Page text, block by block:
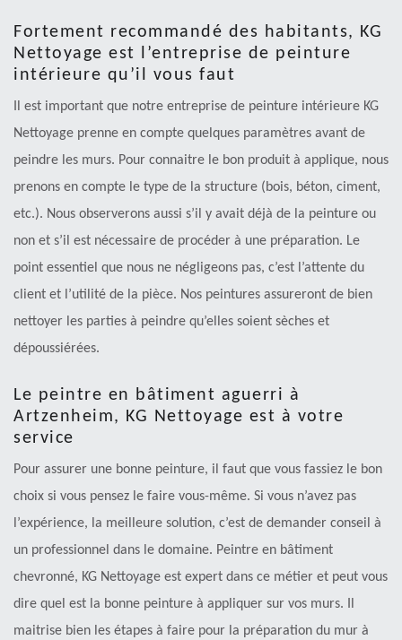
Fortement recommandé des habitants, KG
Nettoyage est l’entreprise de peinture
intérieure qu’il vous faut
Il est important que notre entreprise de peinture intérieure KG
Nettoyage prenne en compte quelques paramètres avant de
peindre les murs. Pour connaitre le bon produit à applique, nous
prenons en compte le type de la structure (bois, béton, ciment,
etc.). Nous observerons aussi s’il y avait déjà de la peinture ou
non et s’il est nécessaire de procéder à une préparation. Le
point essentiel que nous ne négligeons pas, c’est l’attente du
client et l’utilité de la pièce. Nos peintures assureront de bien
nettoyer les parties à peindre qu’elles soient sèches et
dépoussiérées.
Le peintre en bâtiment aguerri à
Artzenheim, KG Nettoyage est à votre
service
Pour assurer une bonne peinture, il faut que vous fassiez le bon
choix si vous pensez le faire vous-même. Si vous n’avez pas
l’expérience, la meilleure solution, c’est de demander conseil à
un professionnel dans le domaine. Peintre en bâtiment
chevronné, KG Nettoyage est expert dans ce métier et peut vous
dire quel est la bonne peinture à appliquer sur vos murs. Il
maitrise bien les étapes à faire pour la préparation du mur à